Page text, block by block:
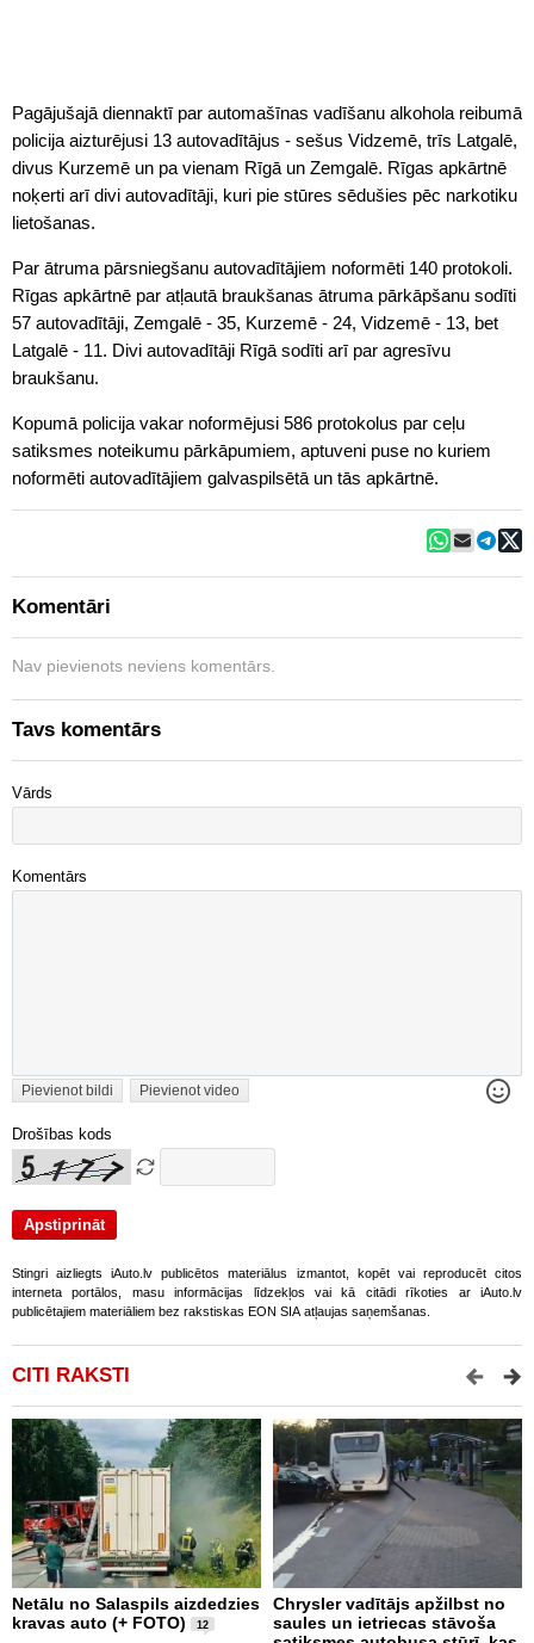
Pagājušajā diennaktī par automašīnas vadīšanu alkohola reibumā
policija aizturējusi 13 autovadītājus - sešus Vidzemē, trīs Latgalē,
divus Kurzemē un pa vienam Rīgā un Zemgalē. Rīgas apkārtnē
noķerti arī divi autovadītāji, kuri pie stūres sēdušies pēc narkotiku
lietošanas.
Par ātruma pārsniegšanu autovadītājiem noformēti 140 protokoli.
Rīgas apkārtnē par atļautā braukšanas ātruma pārkāpšanu sodīti
57 autovadītāji, Zemgalē - 35, Kurzemē - 24, Vidzemē - 13, bet
Latgalē - 11. Divi autovadītāji Rīgā sodīti arī par agresīvu
braukšanu.
Kopumā policija vakar noformējusi 586 protokolus par ceļu
satiksmes noteikumu pārkāpumiem, aptuveni puse no kuriem
noformēti autovadītājiem galvaspilsētā un tās apkārtnē.
Komentāri
Nav pievienots neviens komentārs.
Tavs komentārs
Vārds
Komentārs
Pievienot bildi Pievienot video
Drošības kods
Stingri aizliegts iAuto.lv publicētos materiālus izmantot, kopēt vai reproducēt citos
interneta portālos, masu informācijas līdzekļos vai kā citādi rīkoties ar iAuto.lv
publicētajiem materiāliem bez rakstiskas EON SIA atļaujas saņemšanas.
CITI RAKSTI
Netālu no Salaspils aizdedzies
kravas auto (+ FOTO)
12
Chrysler vadītājs apžilbst no
saules un ietriecas stāvoša